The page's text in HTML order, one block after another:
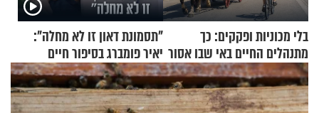
בלי מכוניות ופקקים: כך
מתנהלים החיים באי שבו אסור
לנהוג כבר יותר מ-120 שנה
"תסמונת דאון זו לא מחלה":
יאיר פומברג בסיפור חיים
מעורר השראה